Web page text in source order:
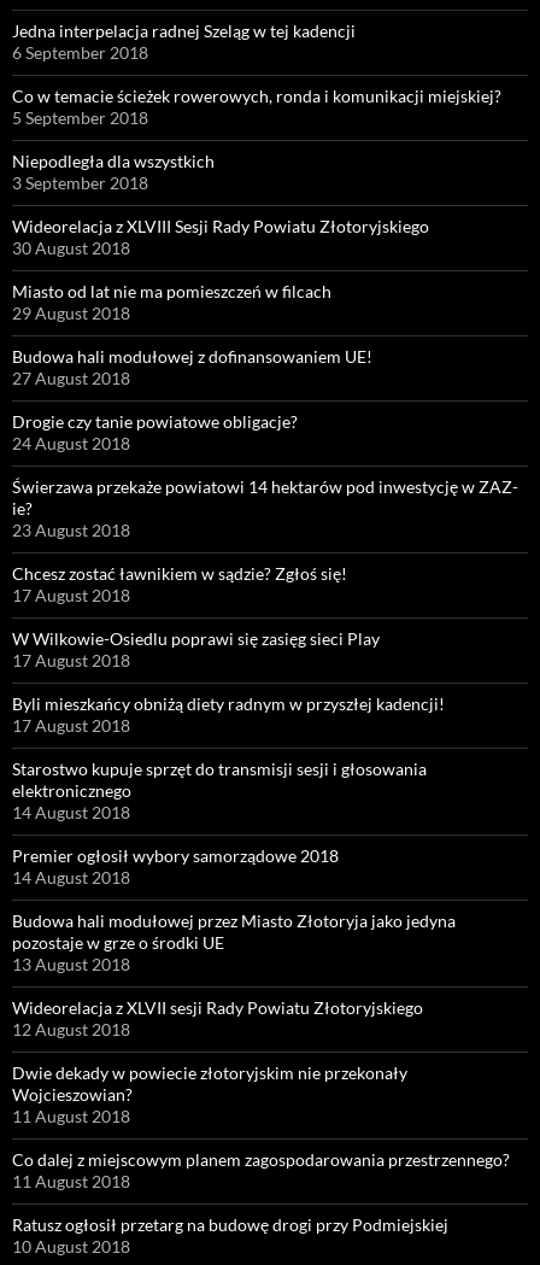
Jedna interpelacja radnej Szeląg w tej kadencji
6 September 2018
Co w temacie ścieżek rowerowych, ronda i komunikacji miejskiej?
5 September 2018
Niepodległa dla wszystkich
3 September 2018
Wideorelacja z XLVIII Sesji Rady Powiatu Złotoryjskiego
30 August 2018
Miasto od lat nie ma pomieszczeń w filcach
29 August 2018
Budowa hali modułowej z dofinansowaniem UE!
27 August 2018
Drogie czy tanie powiatowe obligacje?
24 August 2018
Świerzawa przekaże powiatowi 14 hektarów pod inwestycję w ZAZ-
ie?
23 August 2018
Chcesz zostać ławnikiem w sądzie? Zgłoś się!
17 August 2018
W Wilkowie-Osiedlu poprawi się zasięg sieci Play
17 August 2018
Byli mieszkańcy obniżą diety radnym w przyszłej kadencji!
17 August 2018
Starostwo kupuje sprzęt do transmisji sesji i głosowania
elektronicznego
14 August 2018
Premier ogłosił wybory samorządowe 2018
14 August 2018
Budowa hali modułowej przez Miasto Złotoryja jako jedyna
pozostaje w grze o środki UE
13 August 2018
Wideorelacja z XLVII sesji Rady Powiatu Złotoryjskiego
12 August 2018
Dwie dekady w powiecie złotoryjskim nie przekonały
Wojcieszowian?
11 August 2018
Co dalej z miejscowym planem zagospodarowania przestrzennego?
11 August 2018
Ratusz ogłosił przetarg na budowę drogi przy Podmiejskiej
10 August 2018